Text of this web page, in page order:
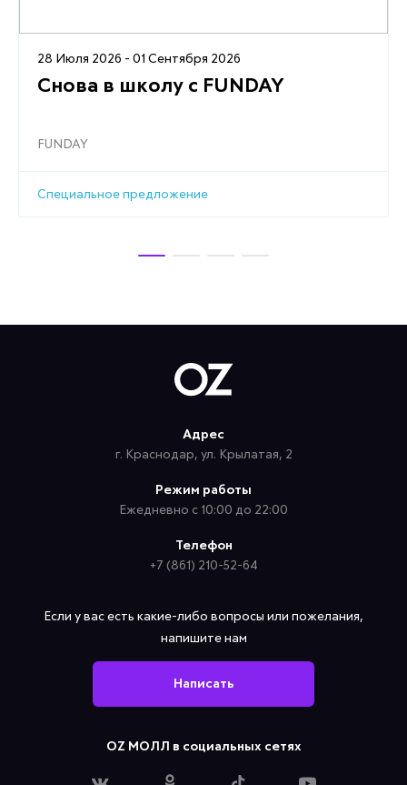
28 Июля 2026 - 01 Сентября 2026
Снова в школу с FUNDAY
FUNDAY
Специальное предложение
Адрес
г. Краснодар, ул. Крылатая, 2
Режим работы
Ежедневно с 10:00 до 22:00
Телефон
+7 (861) 210-52-64
Если у вас есть какие-либо вопросы или пожелания,
напишите нам
Написать
OZ МОЛЛ в социальных сетях